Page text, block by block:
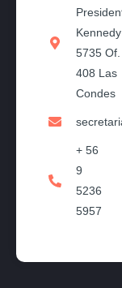
Kennedy
5735 Of.
408 Las
Condes
+ 56
9
5236
5957